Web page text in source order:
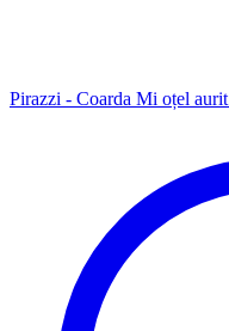
Pirazzi - Coarda Mi oțel aurit